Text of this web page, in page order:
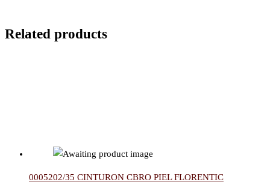
Related products
0005202/35 CINTURON CBRO PIEL FLORENTIC